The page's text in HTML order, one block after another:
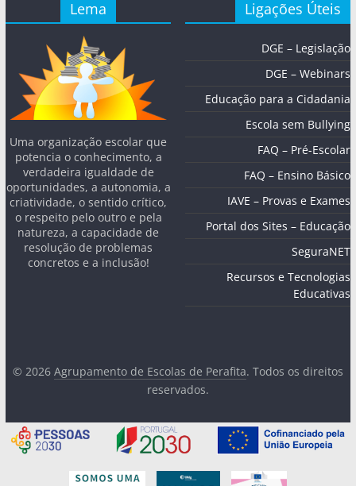
Lema
Uma organização escolar que
potencia o conhecimento, a
verdadeira igualdade de
oportunidades, a autonomia, a
criatividade, o sentido crítico,
o respeito pelo outro e pela
natureza, a capacidade de
resolução de problemas
concretos e a inclusão!
Ligações Úteis
DGE – Legislação
DGE – Webinars
Educação para a Cidadania
Escola sem Bullying
FAQ – Pré-Escolar
FAQ – Ensino Básico
IAVE – Provas e Exames
Portal dos Sites – Educação
SeguraNET
Recursos e Tecnologias
Educativas
© 2026 Agrupamento de Escolas de Perafita. Todos os direitos
reservados.